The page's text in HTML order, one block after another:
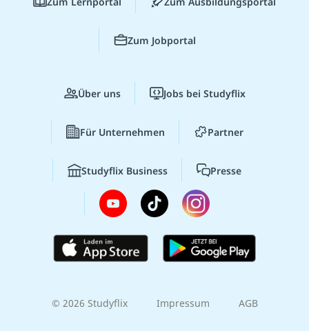
Zum Jobportal
Über uns Jobs bei Studyflix
Für Unternehmen Partner
Studyflix Business Presse
© 2026 Studyflix Impressum AGB